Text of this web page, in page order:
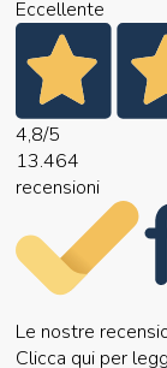
Eccellente
4,8/5
13.464
recensioni
Le nostre
Clicca qui per